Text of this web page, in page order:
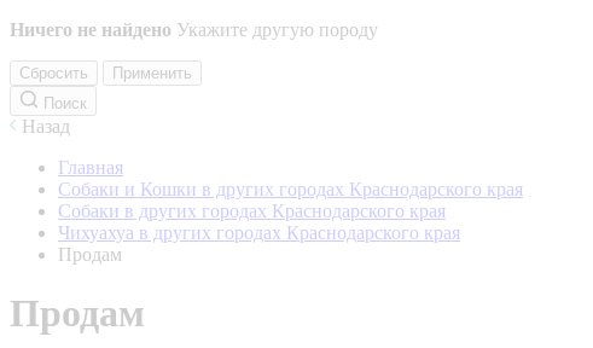
Ничего не найдено Укажите другую породу
Сбросить
Применить
Поиск
Назад
Главная
Собаки и Кошки в других городах Краснодарского края
Собаки в других городах Краснодарского края
Чихуахуа в других городах Краснодарского края
Продам
Продам